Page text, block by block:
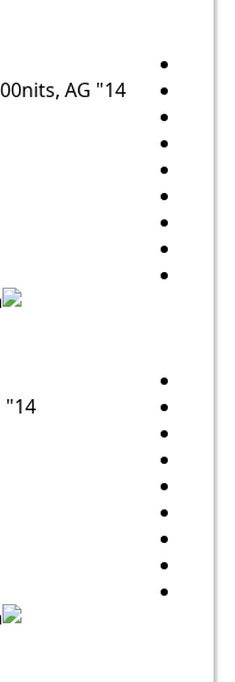
14" WUXGA (1920x1200) IPS 300nits, AG
14" FHD 300nits IPS